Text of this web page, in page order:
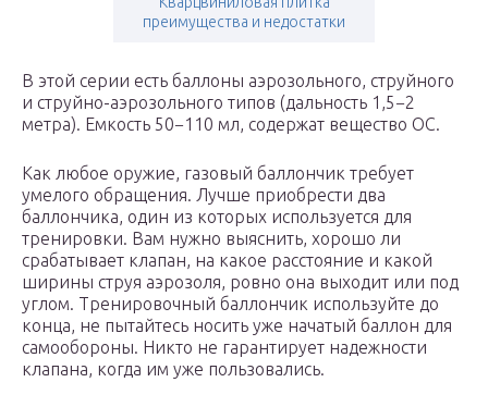
преимущества и недостатки
В этой серии есть баллоны аэрозольного, струйного
и струйно-аэрозольного типов (дальность 1,5−2
метра). Емкость 50−110 мл, содержат вещество ОС.
Как любое оружие, газовый баллончик требует
умелого обращения. Лучше приобрести два
баллончика, один из которых используется для
тренировки. Вам нужно выяснить, хорошо ли
срабатывает клапан, на какое расстояние и какой
ширины струя аэрозоля, ровно она выходит или под
углом. Тренировочный баллончик используйте до
конца, не пытайтесь носить уже начатый баллон для
самообороны. Никто не гарантирует надежности
клапана, когда им уже пользовались.